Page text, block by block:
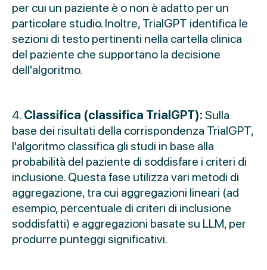
per cui un paziente è o non è adatto per un
particolare studio. Inoltre, TrialGPT identifica le
sezioni di testo pertinenti nella cartella clinica
del paziente che supportano la decisione
dell'algoritmo.
4. Classifica (classifica TrialGPT): Sulla
base dei risultati della corrispondenza TrialGPT,
l'algoritmo classifica gli studi in base alla
probabilità del paziente di soddisfare i criteri di
inclusione. Questa fase utilizza vari metodi di
aggregazione, tra cui aggregazioni lineari (ad
esempio, percentuale di criteri di inclusione
soddisfatti) e aggregazioni basate su LLM, per
produrre punteggi significativi.